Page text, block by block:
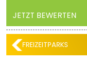
JETZT BEWERTEN
FREIZEITPARKS